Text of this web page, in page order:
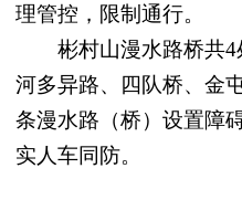
理管控，限制通行。
彬村山漫水路桥共4
河多异路、四队桥、金
条漫水路（桥）设置障
实人车同防。